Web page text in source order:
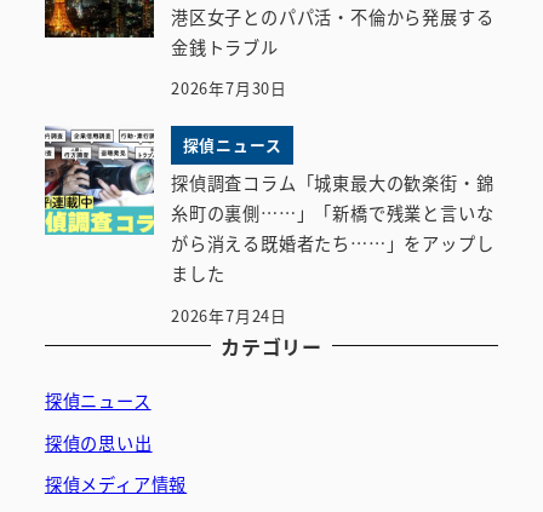
港区女子とのパパ活・不倫から発展する
金銭トラブル
2026年7月30日
探偵ニュース
探偵調査コラム「城東最大の歓楽街・錦
糸町の裏側……」「新橋で残業と言いな
がら消える既婚者たち……」をアップし
ました
2026年7月24日
カテゴリー
探偵ニュース
探偵の思い出
探偵メディア情報